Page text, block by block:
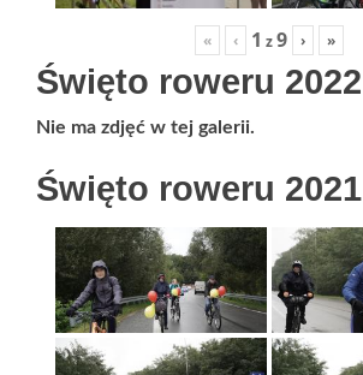
« ‹ 1 z9 › »
Święto roweru 2022
Nie ma zdjęć w tej galerii.
Święto roweru 2021